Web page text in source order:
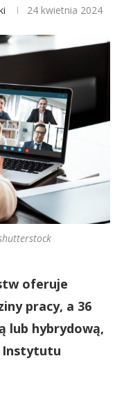
24 kwietnia 2024
oferuje
pracy, a 36
lub hybrydową,
Instytutu